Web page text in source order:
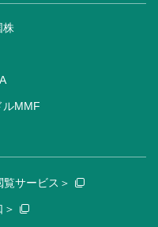
株
ルMMF
サービス＞